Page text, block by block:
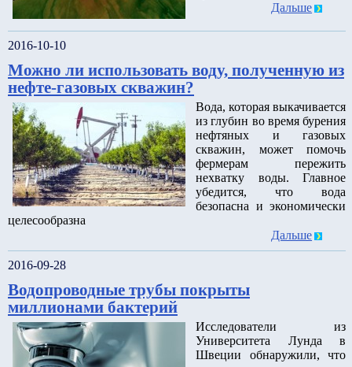
Дальше
2016-10-10
Можно ли использовать воду, полученную из
нефте-газовых скважин?
Вода, которая выкачивается
из глубин во время бурения
нефтяных и газовых
скважин, может помочь
фермерам пережить
нехватку воды. Главное
убедится, что вода
безопасна и экономически
целесообразна
Дальше
2016-09-28
Водопроводные трубы покрыты
миллионами бактерий
Исследователи из
Университета Лунда в
Швеции обнаружили, что